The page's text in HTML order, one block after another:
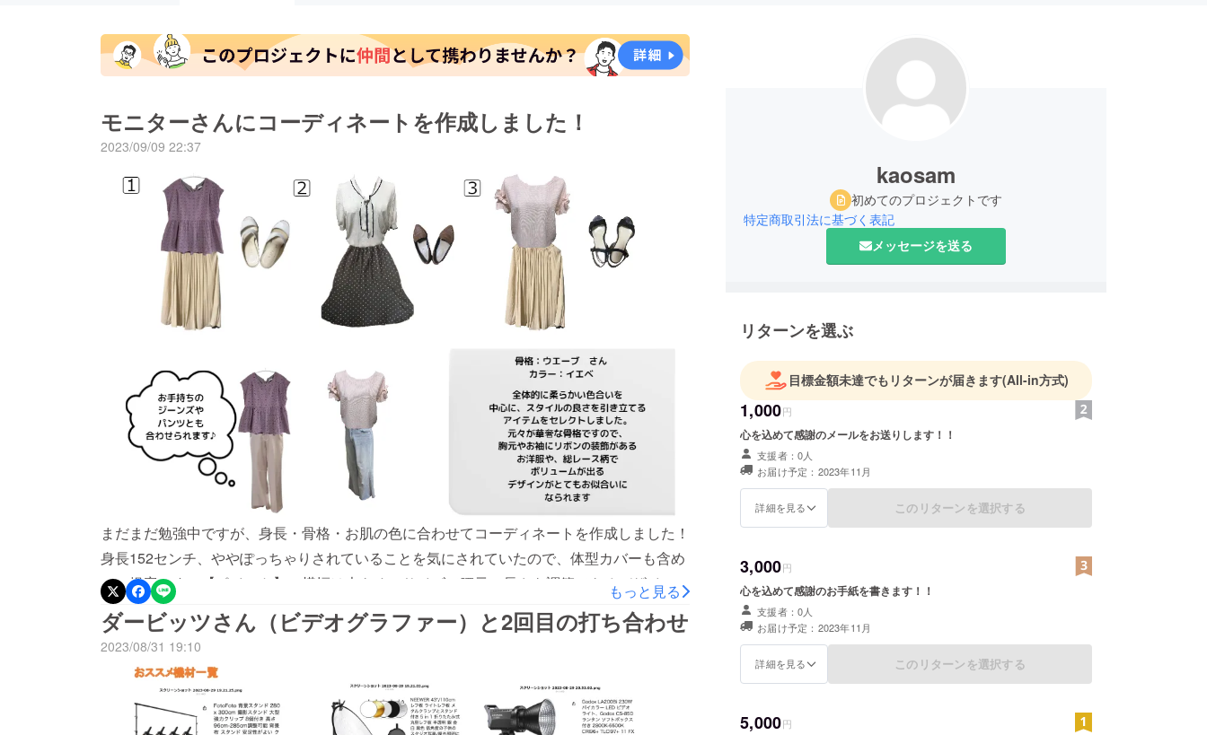
モニターさんにコーディネートを作成しました！
2023/09/09 22:37
まだまだ勉強中ですが、身長・骨格・お肌の色に合わせてコーディネートを作成しました！
身長152センチ、ややぽっちゃりされていることを気にされていたので、体型カバーも含め
てご提案です。【ポイント】・横幅は大きめのサイズで腰元で長さを調節できるデザイン・
縦のシルエットを意識したコーディネートで着やせしてみせる・骨格に合わせてリボンや
レースなど装飾の華やかなお洋服をチョイスリユース品とは思えないくらい状態の良い商品
なので、喜んで頂けるといいなと思います♪お洋服自体の価値ももちろんですが、「似合
う」×「好きなデザイン」を提供できるように日々しっかり勉強をしていきながら活動を進
めていきます。
もっと見る
ダービッツさん（ビデオグラファー）と2回目の打ち合わせ
2023/08/31 19:10
kaosam
初めてのプロジェクトです
特定商取引法に基づく表記
メッセージを送る
リターンを選ぶ
目標金額未達でもリターンが届きます(All-in方式)
1,000円
心を込めて感謝のメールをお送りします！！
支援者：0人
お届け予定：2023年11月
詳細を見る このリターンを選択する
3,000円
心を込めて感謝のお手紙を書きます！！
支援者：0人
お届け予定：2023年11月
詳細を見る このリターンを選択する
5,000円